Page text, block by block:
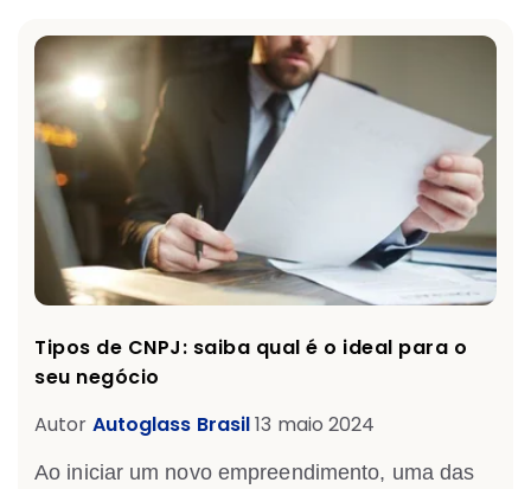
Tipos de CNPJ: saiba qual é o ideal para o
seu negócio
Autor Autoglass Brasil13 maio 2024
Ao iniciar um novo empreendimento, uma das